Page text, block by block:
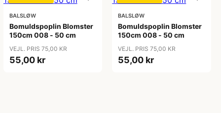
BALSLØW
Bomuldspoplin Blomster
150cm 008 - 50 cm
VEJL. PRIS 75,00 KR
55,00 kr
BALSLØW
Bomuldspoplin Blomster
150cm 008 - 50 cm
VEJL. PRIS 75,00 KR
55,00 kr